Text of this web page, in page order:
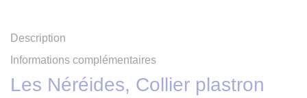
Description
Informations complémentaires
Les Néréides, Collier plastron